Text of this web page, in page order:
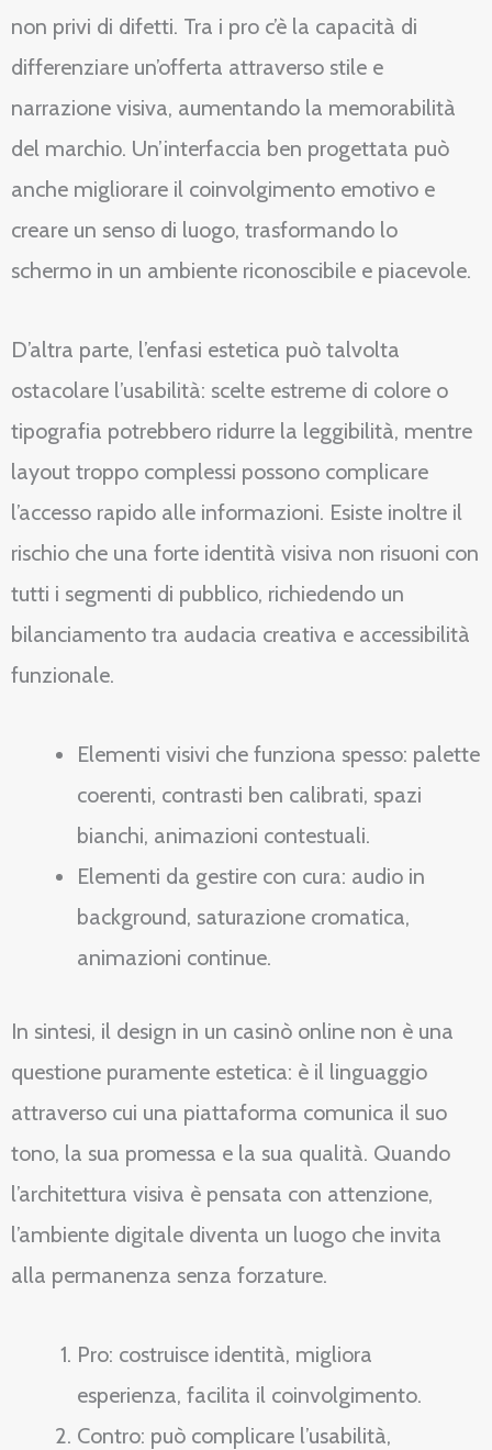
non privi di difetti. Tra i pro c’è la capacità di
differenziare un’offerta attraverso stile e
narrazione visiva, aumentando la memorabilità
del marchio. Un’interfaccia ben progettata può
anche migliorare il coinvolgimento emotivo e
creare un senso di luogo, trasformando lo
schermo in un ambiente riconoscibile e piacevole.
D’altra parte, l’enfasi estetica può talvolta
ostacolare l’usabilità: scelte estreme di colore o
tipografia potrebbero ridurre la leggibilità, mentre
layout troppo complessi possono complicare
l’accesso rapido alle informazioni. Esiste inoltre il
rischio che una forte identità visiva non risuoni con
tutti i segmenti di pubblico, richiedendo un
bilanciamento tra audacia creativa e accessibilità
funzionale.
Elementi visivi che funziona spesso: palette
coerenti, contrasti ben calibrati, spazi
bianchi, animazioni contestuali.
Elementi da gestire con cura: audio in
background, saturazione cromatica,
animazioni continue.
In sintesi, il design in un casinò online non è una
questione puramente estetica: è il linguaggio
attraverso cui una piattaforma comunica il suo
tono, la sua promessa e la sua qualità. Quando
l’architettura visiva è pensata con attenzione,
l’ambiente digitale diventa un luogo che invita
alla permanenza senza forzature.
Pro: costruisce identità, migliora
esperienza, facilita il coinvolgimento.
Contro: può complicare l’usabilità,